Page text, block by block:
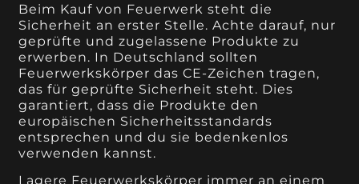
Beim Kauf von Feuerwerk steht die
Sicherheit an erster Stelle. Achte darauf, nur
geprüfte und zugelassene Produkte zu
erwerben. In Deutschland sollten
Feuerwerkskörper das CE-Zeichen tragen,
das für geprüfte Sicherheit steht. Dies
garantiert, dass die Produkte den
europäischen Sicherheitsstandards
entsprechen und du sie bedenkenlos
verwenden kannst.
Lagere Feuerwerkskörper immer an einem